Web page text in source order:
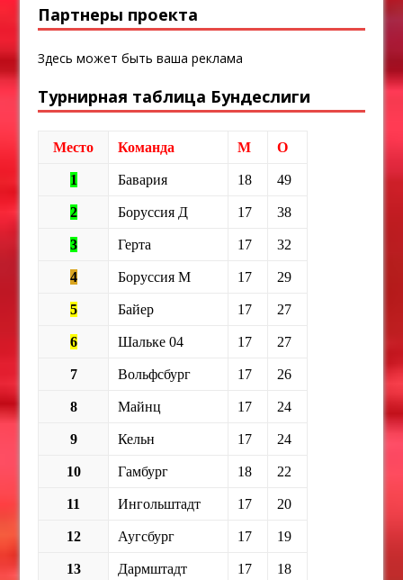
Партнеры проекта
Здесь может быть ваша реклама
Турнирная таблица Бундеслиги
Место Команда М О
1 Бавария 18 49
2 Боруссия Д 17 38
3 Герта 17 32
4 Боруссия М 17 29
5 Байер 17 27
6 Шальке 04 17 27
7 Вольфсбург 17 26
8 Майнц 17 24
9 Кельн 17 24
10 Гамбург 18 22
11 Ингольштадт 17 20
12 Аугсбург 17 19
13 Дармштадт 17 18